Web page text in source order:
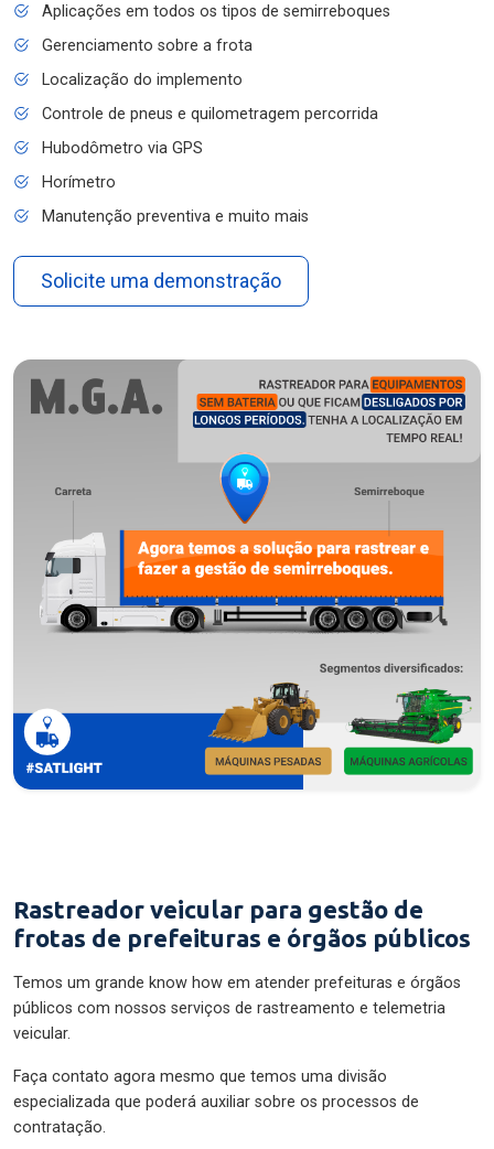
Aplicações em todos os tipos de semirreboques
Gerenciamento sobre a frota
Localização do implemento
Controle de pneus e quilometragem percorrida
Hubodômetro via GPS
Horímetro
Manutenção preventiva e muito mais
Solicite uma demonstração
Rastreador veicular para gestão de
frotas de prefeituras e órgãos públicos
Temos um grande know how em atender prefeituras e órgãos
públicos com nossos serviços de rastreamento e telemetria
veicular.
Faça contato agora mesmo que temos uma divisão
especializada que poderá auxiliar sobre os processos de
contratação.